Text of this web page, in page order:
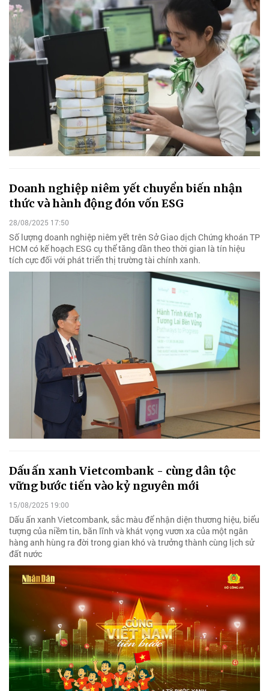
Doanh nghiệp niêm yết chuyển biến nhận
thức và hành động đón vốn ESG
28/08/2025 17:50
Số lượng doanh nghiệp niêm yết trên Sở Giao dịch Chứng khoán TP
HCM có kế hoạch ESG cụ thể tăng dần theo thời gian là tín hiệu
tích cực đối với phát triển thị trường tài chính xanh.
Dấu ấn xanh Vietcombank - cùng dân tộc
vững bước tiến vào kỷ nguyên mới
15/08/2025 19:00
Dấu ấn xanh Vietcombank, sắc màu để nhận diện thương hiệu, biểu
tượng của niềm tin, bãn lĩnh và khát vọng vươn xa của một ngân
hàng anh hùng ra đời trong gian khó và trưởng thành cùng lịch sử
đất nước